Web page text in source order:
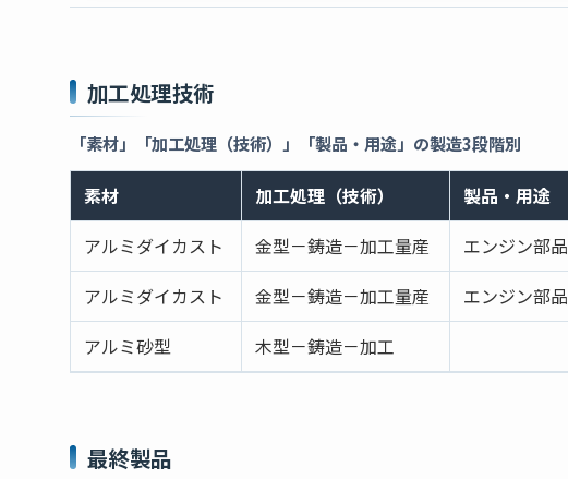
加工処理技術
「素材」「加工処理（技術）」「製品・用途」の製造3段階別
素材 加工処理（技術） 製品・用途
アルミダイカスト
金型－鋳造－加工量産 エンジン部品
アルミダイカスト
金型－鋳造－加工量産 エンジン部品
アルミ砂型
木型－鋳造－加工
最終製品